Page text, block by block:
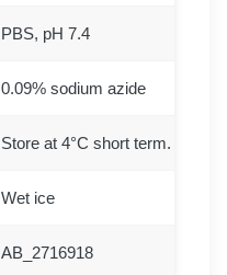
PBS, pH 7.4
0.09% sodium azide
Store at 4°C short term. For
Wet ice
AB_2716918